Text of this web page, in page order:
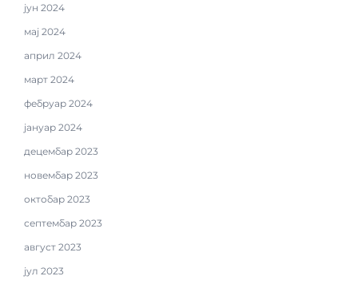
јун 2024
мај 2024
април 2024
март 2024
фебруар 2024
јануар 2024
децембар 2023
новембар 2023
октобар 2023
септембар 2023
август 2023
јул 2023